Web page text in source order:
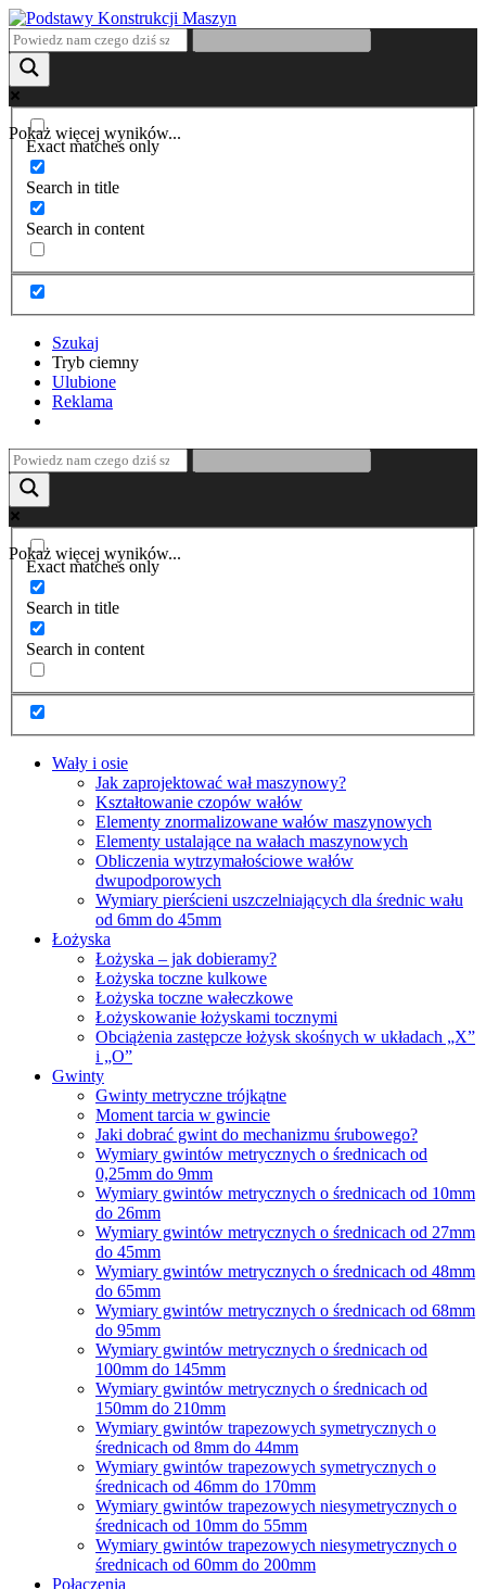
Pokaż więcej wyników...
Exact matches only
Search in title
Search in content
Szukaj
Tryb ciemny
Ulubione
Reklama
Pokaż więcej wyników...
Exact matches only
Search in title
Search in content
Wały i osie
Jak zaprojektować wał maszynowy?
Kształtowanie czopów wałów
Elementy znormalizowane wałów maszynowych
Elementy ustalające na wałach maszynowych
Obliczenia wytrzymałościowe wałów
dwupodporowych
Wymiary pierścieni uszczelniających dla średnic wału
od 6mm do 45mm
Łożyska
Łożyska – jak dobieramy?
Łożyska toczne kulkowe
Łożyska toczne wałeczkowe
Łożyskowanie łożyskami tocznymi
Obciążenia zastępcze łożysk skośnych w układach „X”
i „O”
Gwinty
Gwinty metryczne trójkątne
Moment tarcia w gwincie
Jaki dobrać gwint do mechanizmu śrubowego?
Wymiary gwintów metrycznych o średnicach od
0,25mm do 9mm
Wymiary gwintów metrycznych o średnicach od 10mm
do 26mm
Wymiary gwintów metrycznych o średnicach od 27mm
do 45mm
Wymiary gwintów metrycznych o średnicach od 48mm
do 65mm
Wymiary gwintów metrycznych o średnicach od 68mm
do 95mm
Wymiary gwintów metrycznych o średnicach od
100mm do 145mm
Wymiary gwintów metrycznych o średnicach od
150mm do 210mm
Wymiary gwintów trapezowych symetrycznych o
średnicach od 8mm do 44mm
Wymiary gwintów trapezowych symetrycznych o
średnicach od 46mm do 170mm
Wymiary gwintów trapezowych niesymetrycznych o
średnicach od 10mm do 55mm
Wymiary gwintów trapezowych niesymetrycznych o
średnicach od 60mm do 200mm
Połączenia